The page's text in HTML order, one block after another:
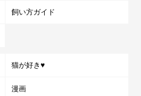
飼い方ガイド
猫が好き♥
漫画